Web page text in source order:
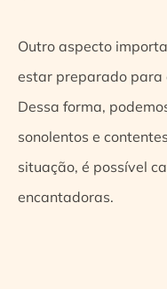
Outro aspecto
estar preparado para
Dessa forma,
sonolentos e
situação, é possível
encantadoras.